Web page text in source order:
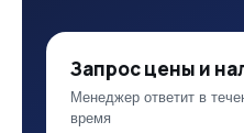
Запрос цены и
Менеджер ответит в
время